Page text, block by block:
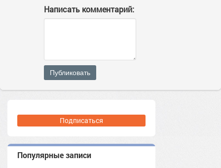
Написать комментарий:
Публиковать
Подписаться
Популярные записи